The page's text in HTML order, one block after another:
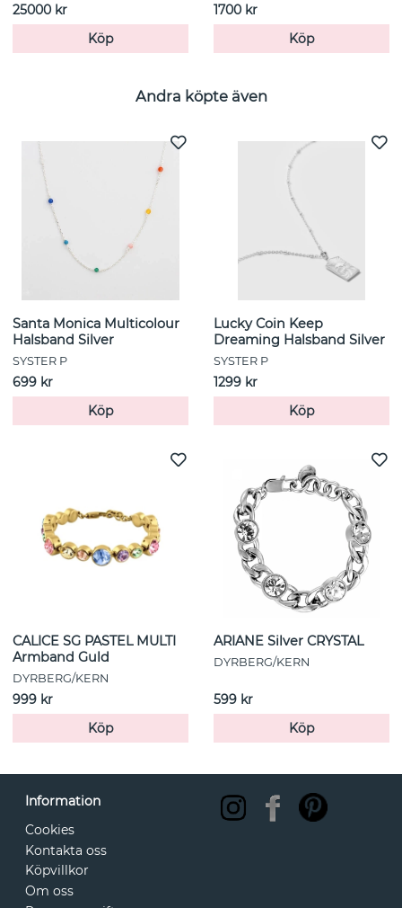
25000 kr
Köp
1700 kr
Köp
Andra köpte även
Santa Monica Multicolour
Halsband Silver
SYSTER P
699 kr
Köp
Lucky Coin Keep
Dreaming Halsband Silver
SYSTER P
1299 kr
Köp
CALICE SG PASTEL MULTI
Armband Guld
DYRBERG/KERN
999 kr
Köp
ARIANE Silver CRYSTAL
DYRBERG/KERN
599 kr
Köp
Information
Cookies
Kontakta oss
Köpvillkor
Om oss